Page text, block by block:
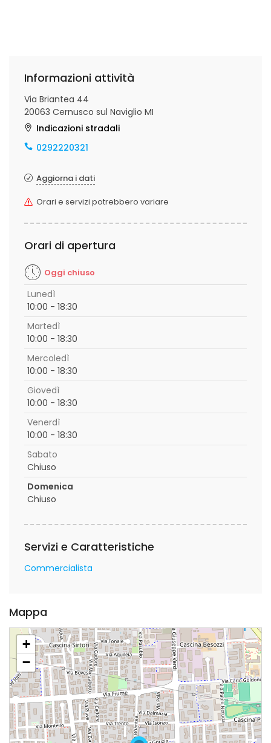
Informazioni attività
Via Briantea 44
20063 Cernusco sul Naviglio MI
Indicazioni stradali
0292220321
Aggiorna i dati
Orari e servizi potrebbero variare
Orari di apertura
Oggi chiuso
Lunedì
10:00 - 18:30
Martedì
10:00 - 18:30
Mercoledì
10:00 - 18:30
Giovedì
10:00 - 18:30
Venerdì
10:00 - 18:30
Sabato
Chiuso
Domenica
Chiuso
Servizi e Caratteristiche
Commercialista
Mappa
+
−